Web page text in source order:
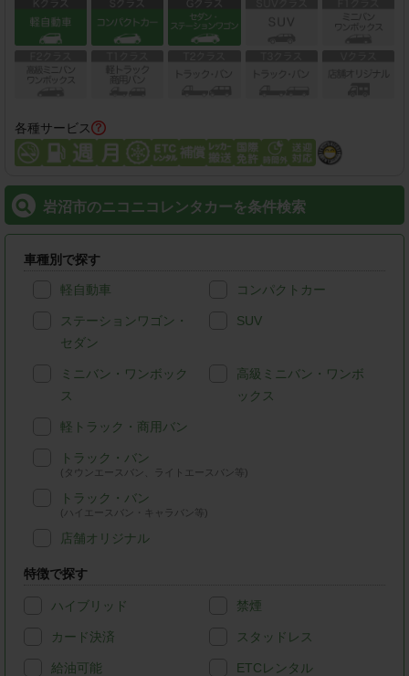
各種サービス
岩沼市のニコニコレンタカーを条件検索
車種別で探す
軽自動車 コンパクトカー
ステーションワゴン・
セダン
SUV
ミニバン・ワンボック
ス
高級ミニバン・ワンボ
ックス
軽トラック・商用バン
トラック・バン
(タウンエースバン、ライトエースバン等)
トラック・バン
(ハイエースバン・キャラバン等)
店舗オリジナル
特徴で探す
ハイブリッド 禁煙
カード決済 スタッドレス
給油可能 ETCレンタル